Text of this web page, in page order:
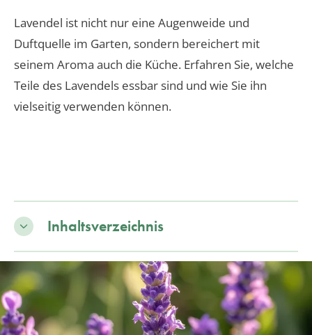
Lavendel ist nicht nur eine Augenweide und
Duftquelle im Garten, sondern bereichert mit
seinem Aroma auch die Küche. Erfahren Sie, welche
Teile des Lavendels essbar sind und wie Sie ihn
vielseitig verwenden können.
Inhaltsverzeichnis